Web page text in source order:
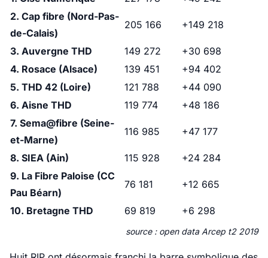
2. Cap fibre (Nord-Pas-
de-Calais)
205 166 +149 218
3. Auvergne THD 149 272
+30 698
4. Rosace (Alsace)
139 451
+94 402
5. THD 42 (Loire)
121 788
+44 090
6. Aisne THD
119 774
+48 186
7. Sema@fibre (Seine-
et-Marne)
116 985 +47 177
8. SIEA (Ain) 115 928
+24 284
9. La Fibre Paloise (CC
Pau Béarn)
76 181 +12 665
10. Bretagne THD 69 819 +6 298
source : open data Arcep t2 2019